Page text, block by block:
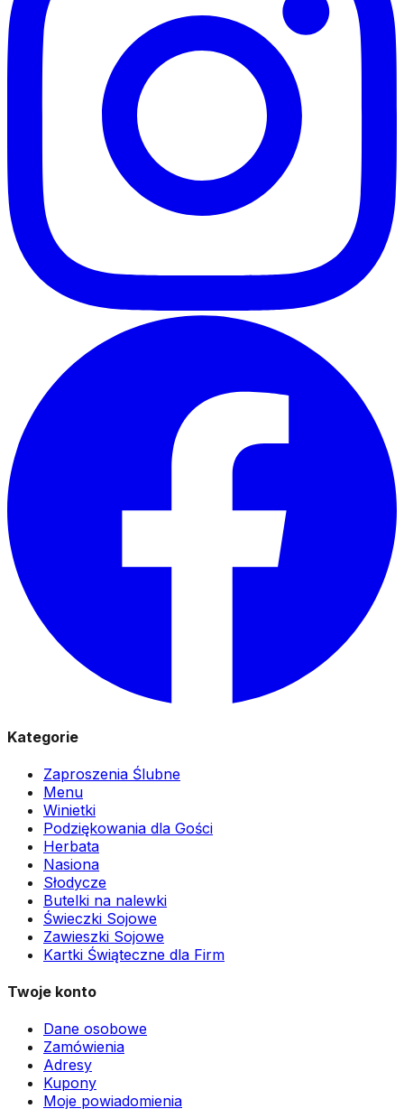
Kategorie
Zaproszenia Ślubne
Menu
Winietki
Podziękowania dla Gości
Herbata
Nasiona
Słodycze
Butelki na nalewki
Świeczki Sojowe
Zawieszki Sojowe
Kartki Świąteczne dla Firm
Twoje konto
Dane osobowe
Zamówienia
Adresy
Kupony
Moje powiadomienia